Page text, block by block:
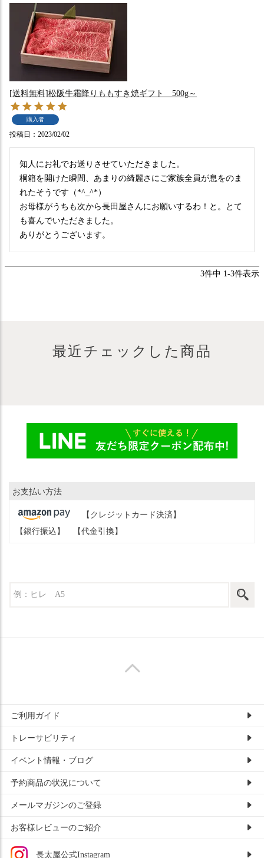
[送料無料]松阪牛霜降りももすき焼ギフト 500g～
購入者
投稿日 2023/02/02
知人にお礼でお送りさせていただきました。
桐箱を開けた瞬間、あまりの綺麗さにご家族全員が息をのま
れたそうです（*^_^*）
お母様がうちも次から長田屋さんにお願いするわ！と。とて
も喜んでいただきました。
ありがとうございます。
3件中 1-3件表示
最近チェックした商品
お支払い方法
【クレジットカード決済】
【銀行振込】
【代金引換】
ご利用ガイド
トレーサビリティ
イベント情報・ブログ
予約商品の状況について
メールマガジンのご登録
お客様レビューのご紹介
長太屋公式Instagram